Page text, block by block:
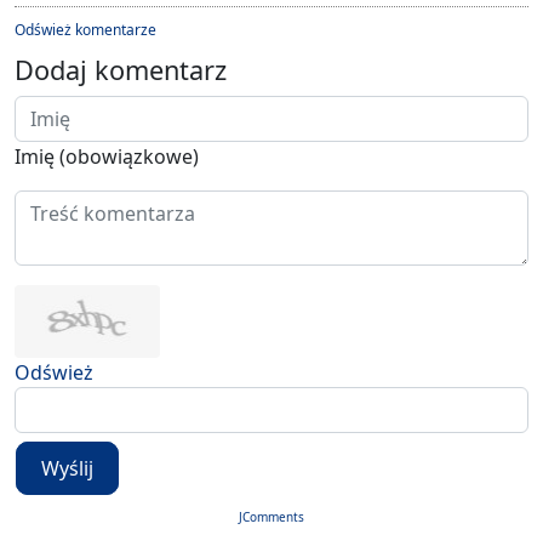
Odśwież komentarze
Dodaj komentarz
Imię (obowiązkowe)
Odśwież
Wyślij
JComments